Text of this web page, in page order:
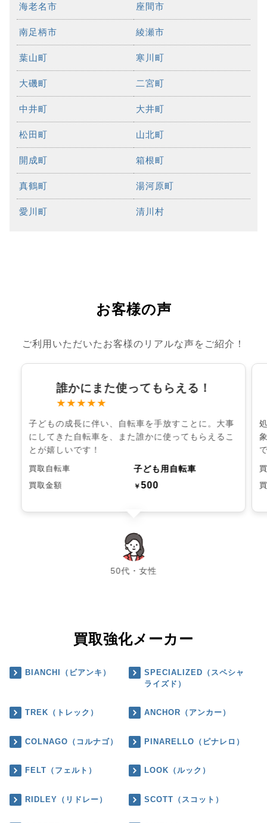
海老名市 座間市
南足柄市 綾瀬市
葉山町 寒川町
大磯町 二宮町
中井町 大井町
松田町 山北町
開成町 箱根町
真鶴町 湯河原町
愛川町 清川村
お客様の声
ご利用いただいたお客様のリアルな声をご紹介！
誰かにまた使ってもらえる！
★★★★★
子どもの成長に伴い、自転車を手放すことに。大事
にしてきた自転車を、また誰かに使ってもらえるこ
とが嬉しいです！
買取自転車 子ども用自転車
買取金額 ￥500
50代・女性
chevron_left chevron_right
買取強化メーカー
BIANCHI（ビアンキ）
SPECIALIZED（スペシャ
ライズド）
TREK（トレック） ANCHOR（アンカー）
COLNAGO（コルナゴ） PINARELLO（ピナレロ）
FELT（フェルト） LOOK（ルック）
RIDLEY（リドレー） SCOTT（スコット）